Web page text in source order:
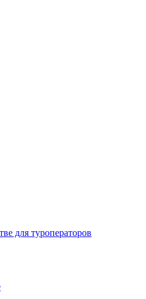
для туроператоров